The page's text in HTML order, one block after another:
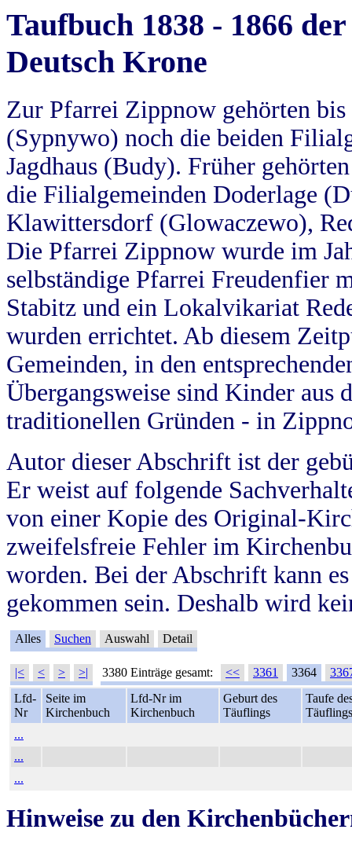
Taufbuch 1838 - 1866
Deutsch Krone
Zur Pfarrei Zippnow gehörten
(Sypnywo) noch die beiden
Jagdhaus (Budy). Früher
die Filialgemeinden Doderlage
Klawittersdorf (Glowaczewo),
Die Pfarrei Zippnow wurde im
selbständige Pfarrei Freudenfier
Stabitz und ein Lokalvikariat
wurden errichtet. Ab diesem
Gemeinden, in den
Übergangsweise sind Kinder aus
traditionellen Gründen - in
Autor dieser Abschrift ist der
Er weist auf folgende
von einer Kopie des Original-
zweifelsfreie Fehler im
worden. Bei der Abschrift kann
gekommen sein. Deshalb wird
Alles Suchen Auswahl Detail
|< < > >| 3380 Einträge gesamt: << 3361 3364
Lfd-
Nr
Seite im
Kirchenbuch
Lfd-Nr im
Kirchenbuch
Geburt des
Täuflings
Taufe
Täuflings
...
...
...
Hinweise zu den